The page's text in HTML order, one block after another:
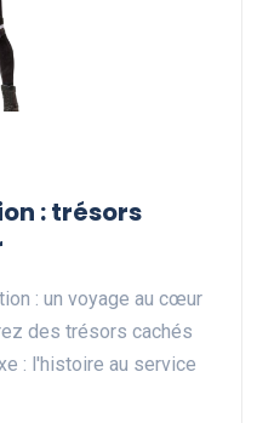
: trésors
: un voyage au cœur
des trésors cachés
: l'histoire au service